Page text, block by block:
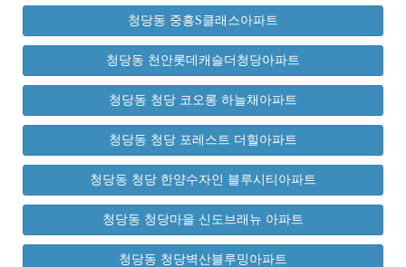
청당동 중흥S클래스아파트
청당동 천안롯데캐슬더청당아파트
청당동 청당 코오롱 하늘채아파트
청당동 청당 포레스트 더힐아파트
청당동 청당 한양수자인 블루시티아파트
청당동 청당마을 신도브래뉴 아파트
청당동 청당벽산블루밍아파트